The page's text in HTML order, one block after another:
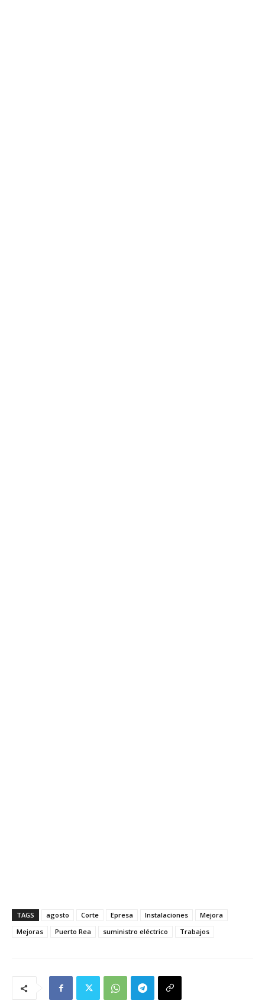
TAGS agosto Corte Epresa Instalaciones
Mejora
Mejoras
Puerto Rea suministro eléctrico Trabajos